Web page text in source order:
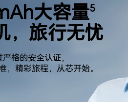
大容量5
，旅行无忧
格的安全认证，
， 精彩旅程，从芯开始。